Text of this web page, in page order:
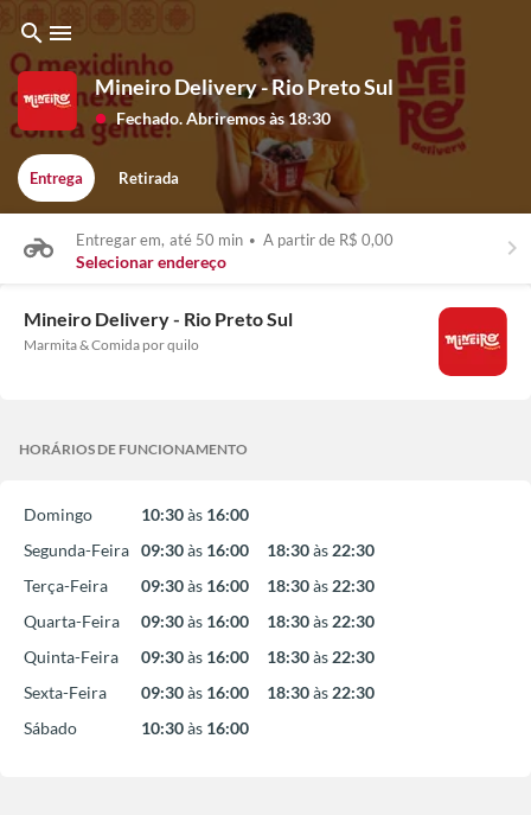
search menu
Mineiro Delivery - Rio Preto Sul
lens Fechado. Abriremos às 18:30
Entrega Retirada
Entregar em, até 50 min • A partir de R$ 0,00
Selecionar endereço keyboard_arrow_right
Mineiro Delivery - Rio Preto Sul
Marmita & Comida por quilo
HORÁRIOS DE FUNCIONAMENTO
Domingo 10:30às 16:00
Segunda-Feira 09:30às 16:00 18:30às 22:30
Terça-Feira
09:30às 16:00 18:30às 22:30
Quarta-Feira
09:30às 16:00 18:30às 22:30
Quinta-Feira
09:30às 16:00 18:30às 22:30
Sexta-Feira
09:30às 16:00 18:30às 22:30
Sábado
10:30às 16:00